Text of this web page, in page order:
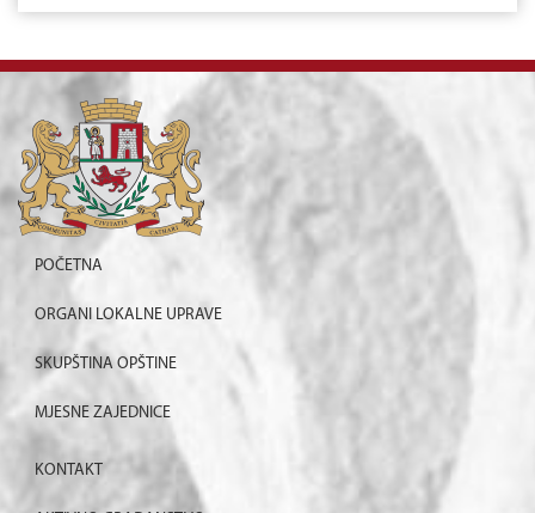
POČETNA
ORGANI LOKALNE UPRAVE
SKUPŠTINA OPŠTINE
MJESNE ZAJEDNICE
KONTAKT